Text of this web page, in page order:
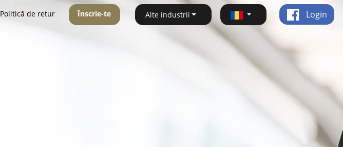
Politică de retur Înscrie-te Alte industrii Login